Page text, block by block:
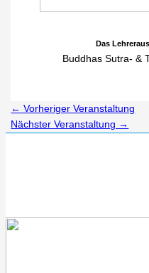
Das
Buddhas Sutra- &
← Vorheriger Veranstaltung
Nächster Veranstaltung →